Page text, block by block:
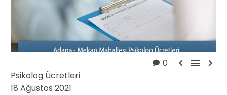
0   
Psikolog Ücretleri
18 Ağustos 2021